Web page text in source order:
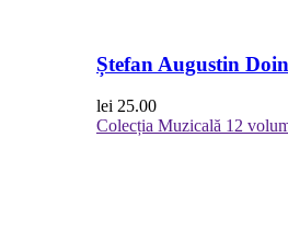
Ștefan Augustin
lei 25.00
Colecția Muzicală 12